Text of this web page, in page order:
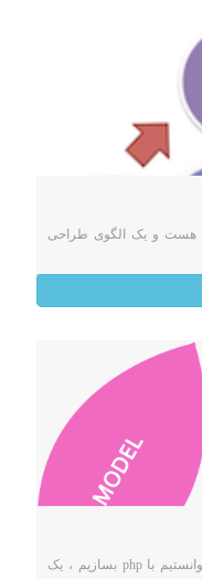
MVC مخفف کلمات Model ‌View Controller هست و یک الگوی طراحی
در این دوره ما می خواهیم بوسیله mvc که توانستیم با php بسازیم ، یک